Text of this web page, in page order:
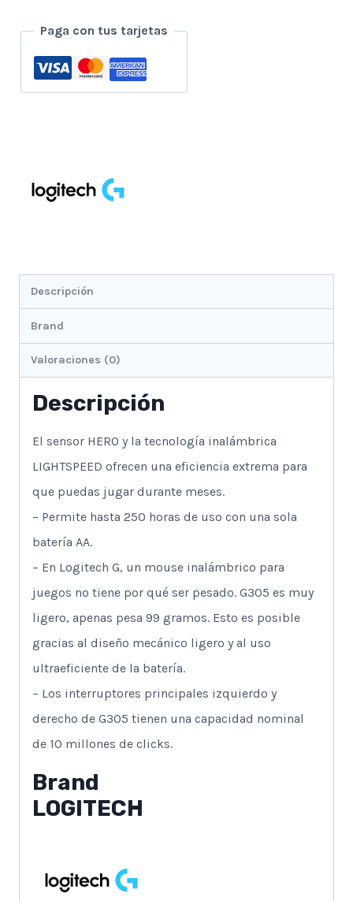
Lightspeed
2.4ghz
Azul
Paga con tus tarjetas
Descripción
Brand
Valoraciones (0)
Descripción
El sensor HERO y la tecnología inalámbrica
LIGHTSPEED ofrecen una eficiencia extrema para
que puedas jugar durante meses.
– Permite hasta 250 horas de uso con una sola
batería AA.
– En Logitech G, un mouse inalámbrico para
juegos no tiene por qué ser pesado. G305 es muy
ligero, apenas pesa 99 gramos. Esto es posible
gracias al diseño mecánico ligero y al uso
ultraeficiente de la batería.
– Los interruptores principales izquierdo y
derecho de G305 tienen una capacidad nominal
de 10 millones de clicks.
Brand
LOGITECH